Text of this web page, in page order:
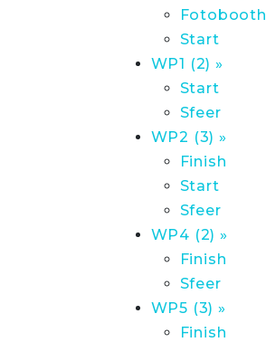
Fotobooth
Start
WP1 (2) »
Start
Sfeer
WP2 (3) »
Finish
Start
Sfeer
WP4 (2) »
Finish
Sfeer
WP5 (3) »
Finish